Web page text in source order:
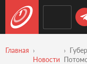
Главная
Новости